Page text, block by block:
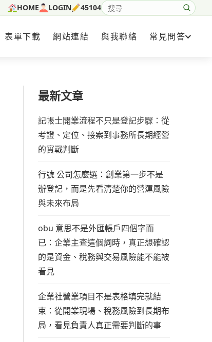
HOME LOGIN 45104
搜尋網站內容
表單下載 網站連結 與我聯絡 常見問答
最新文章
記帳士開業流程不只是登記步驟：從
考證、定位、接案到事務所長期經營
的實戰判斷
行號 公司怎麼選：創業第一步不是
辦登記，而是先看清楚你的營運風險
與未來布局
obu 意思不是外匯帳戶四個字而
已：企業主查這個詞時，真正想確認
的是資金、稅務與交易風險能不能被
看見
企業社營業項目不是表格填完就結
束：從開業現場、稅務風險到長期布
局，看見負責人真正需要判斷的事